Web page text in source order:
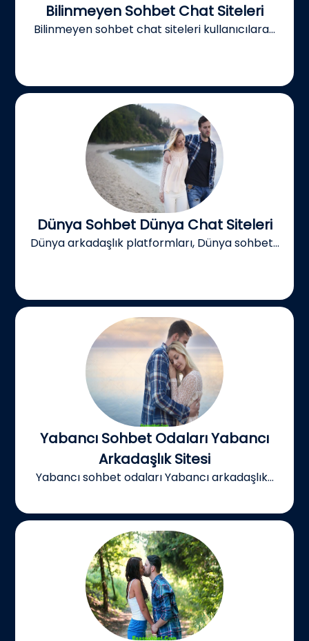
Bilinmeyen Sohbet Chat Siteleri
Bilinmeyen sohbet chat siteleri kullanıcılara...
Dünya Sohbet Dünya Chat Siteleri
Dünya arkadaşlık platformları, Dünya sohbet...
Yabancı Sohbet Odaları Yabancı
Arkadaşlık Sitesi
Yabancı sohbet odaları Yabancı arkadaşlık...